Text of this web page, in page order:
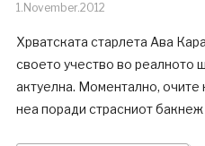
1.November.2012
Хрватската старлета Ава
своето учество во реалното
актуелна. Моментално, очите
неа поради страсниот